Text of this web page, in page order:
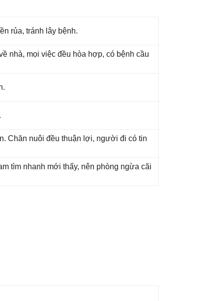
rủa, tránh lây bệnh.
nhà, mọi việc đều hòa hợp, có bệnh cầu
Chăn nuôi đều thuận lợi, người đi có tin
tìm nhanh mới thấy, nên phònɡ ngừa cãi